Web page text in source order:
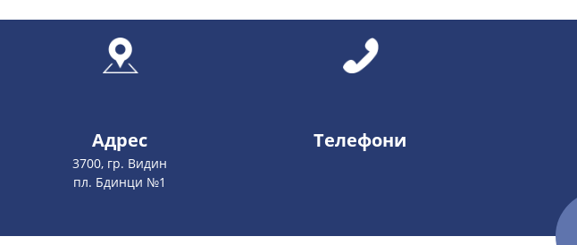
Адрес
3700, гр. Видин
пл. Бдинци №1
Телефони